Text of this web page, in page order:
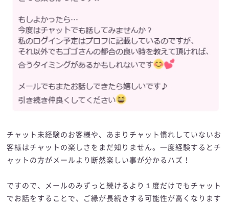
チャット未経験のお客様や、あまりチャット慣れしていないお
客様はチャットの楽しさをまだ知りません。一度経験するとチ
ャットの方がメールより断然楽しい事が分かるハズ！
ですので、メールのみずっと続けるより１度だけでもチャット
でお話をすることで、ご縁が長続きする可能性が高くなります